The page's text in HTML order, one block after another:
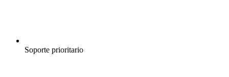
Soporte prioritario